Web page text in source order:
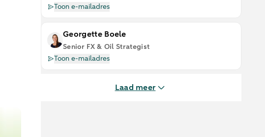
Toon e-mailadres
Georgette Boele
Senior FX & Oil Strategist
Toon e-mailadres
Laad meer